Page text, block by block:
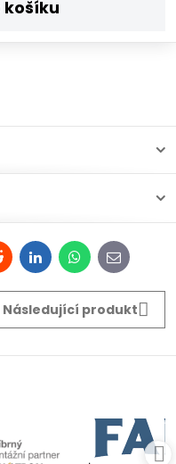
košíku
LinkedInWhatsApp
E-
mail
Následující produkt